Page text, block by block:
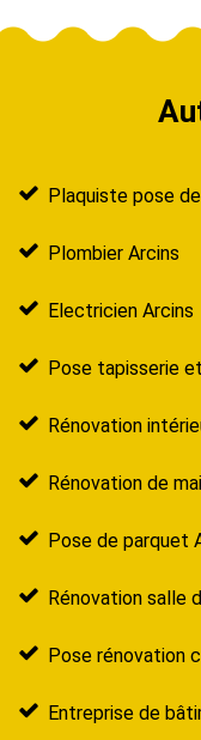
Plaquiste pose
Plombier Arcins
Electricien Arcins
Pose tapisserie
Rénovation
Rénovation de
Pose de parquet
Rénovation salle
Pose rénovation
Entreprise de